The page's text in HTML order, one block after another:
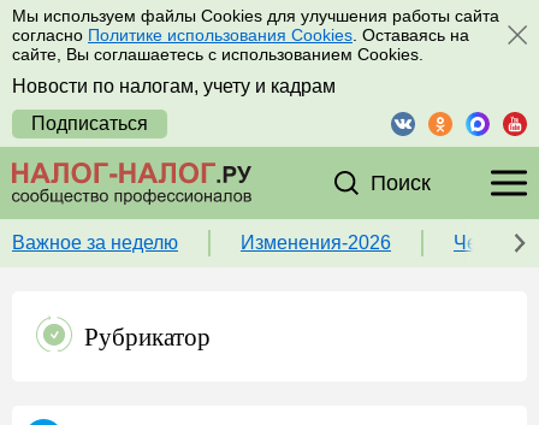
Мы используем файлы Cookies для улучшения работы сайта
согласно Политике использования Cookies . Оставаясь на
сайте, Вы соглашаетесь с использованием Cookies.
Новости по налогам, учету и кадрам
Подписаться
Поиск
Важное за неделю Изменения-2026 Чек-
Рубрикатор